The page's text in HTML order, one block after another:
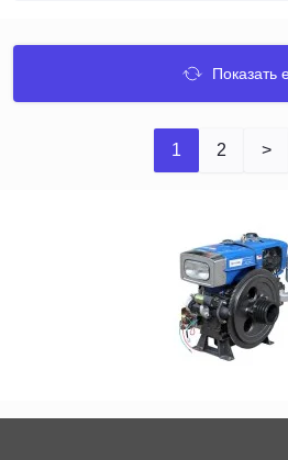
Показать
1 2 >